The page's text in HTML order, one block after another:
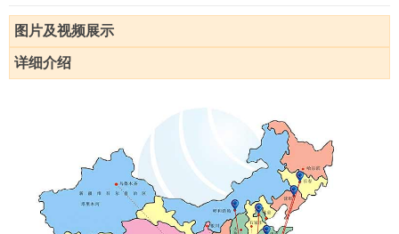
图片及视频展示
详细介绍